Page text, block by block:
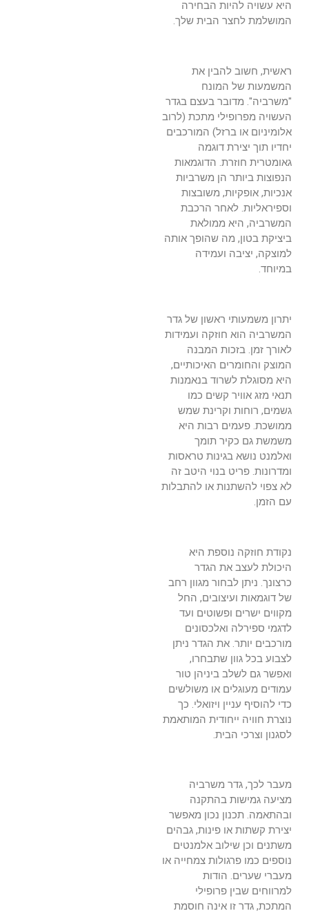
היא עשויה להיות הבחירה
המושלמת לחצר הבית שלך.
ראשית, חשוב להבין את
המשמעות של המונח
"משרביה". מדובר בעצם בגדר
העשויה מפרופילי מתכת (לרוב
אלומיניום או ברזל) המורכבים
יחדיו תוך יצירת דוגמה
גאומטרית חוזרת. הדוגמאות
הנפוצות ביותר הן משרביות
אנכיות, אופקיות, משובצות
וספיראליות. לאחר הרכבת
המשרביה, היא ממולאת
ביציקת בטון, מה שהופך אותה
למוצקה, יציבה ועמידה
במיוחד.
יתרון משמעותי ראשון של גדר
המשרביה הוא חוזקה ועמידות
לאורך זמן. בזכות המבנה
המוצק והחומרים האיכותיים,
היא מסוגלת לשרוד בנאמנות
תנאי מזג אוויר קשים כמו
גשמים, רוחות וקרינת שמש
ממושכת. פעמים רבות היא
משמשת גם כקיר תומך
ואלמנט נושא בגינות טראסות
ומדרונות. פריט בנוי היטב זה
לא צפוי להשתנות או להתבלות
עם הזמן.
נקודת חוזקה נוספת היא
היכולת לעצב את הגדר
כרצונך. ניתן לבחור מגוון רחב
של דוגמאות ועיצובים, החל
מקווים ישרים ופשוטים ועד
לדגמי ספירלה ואלכסונים
מורכבים יותר. את הגדר ניתן
לצבוע בכל גוון שתבחרו,
ואפשר גם לשלב ביניהן טור
עמודים מעוגלים או משולשים
כדי להוסיף עניין ויזואלי. כך
נוצרת חוויה ייחודית המותאמת
לסגנון וצרכי הבית.
מעבר לכך, גדר משרביה
מציעה גמישות בהתקנה
ובהתאמה. תכנון נכון מאפשר
יצירת קשתות או פינות, גבהים
משתנים וכן שילוב אלמנטים
נוספים כמו פרגולות צמחייה או
מעברי שערים. הודות
למרווחים שבין פרופילי
המתכת, גדר זו אינה חוסמת